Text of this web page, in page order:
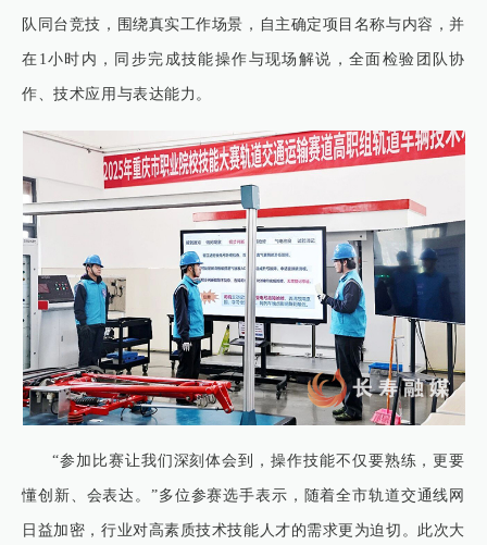
队同台竞技，围绕真实工作场景，自主确定项目名称与内容，并
在1小时内，同步完成技能操作与现场解说，全面检验团队协
作、技术应用与表达能力。
“参加比赛让我们深刻体会到，操作技能不仅要熟练，更要
懂创新、会表达。”多位参赛选手表示，随着全市轨道交通线网
日益加密，行业对高素质技术技能人才的需求更为迫切。此次大